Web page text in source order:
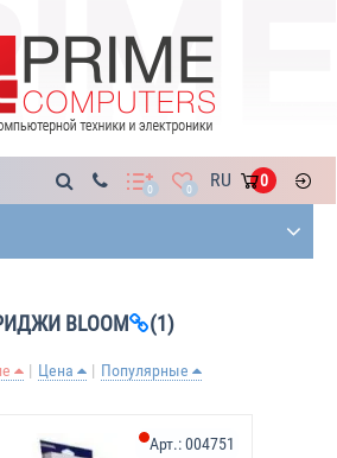
0 0 RU 0
BLOOM (1)
Цена Популярные
Арт.:004751